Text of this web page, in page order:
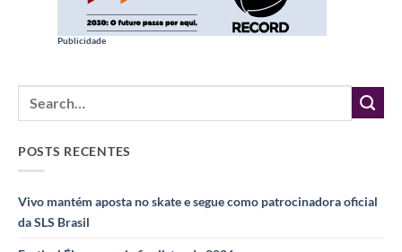
Publicidade
POSTS RECENTES
Vivo mantém aposta no skate e segue como patrocinadora oficial
da SLS Brasil